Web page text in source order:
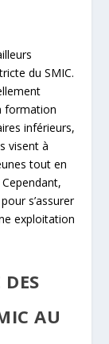
du SMIC.
formation
inférieurs,
visent à
tout en
s’assurer
exploitation
AU